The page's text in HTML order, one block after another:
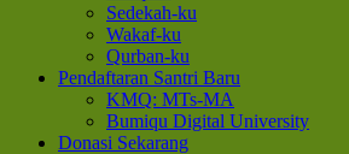
Sedekah-ku
Wakaf-ku
Qurban-ku
Pendaftaran Santri Baru
KMQ: MTs-MA
Bumiqu Digital University
Donasi Sekarang